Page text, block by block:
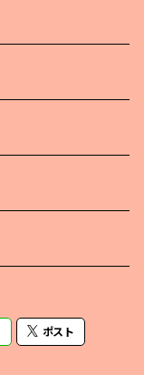
ポスト